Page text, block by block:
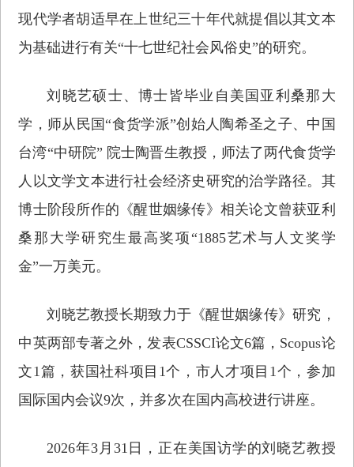
现代学者胡适早在上世纪三十年代就提倡以其文本
为基础进行有关“十七世纪社会风俗史”的研究。
刘晓艺硕士、博士皆毕业自美国亚利桑那大
学，师从民国“食货学派”创始人陶希圣之子、中国
台湾“中研院” 院士陶晋生教授，师法了两代食货学
人以文学文本进行社会经济史研究的治学路径。其
博士阶段所作的《醒世姻缘传》相关论文曾获亚利
桑那大学研究生最高奖项“1885艺术与人文奖学
金”一万美元。
刘晓艺教授长期致力于《醒世姻缘传》研究，
中英两部专著之外，发表CSSCI论文6篇，Scopus论
文1篇，获国社科项目1个，市人才项目1个，参加
国际国内会议9次，并多次在国内高校进行讲座。
2026年3月31日，正在美国访学的刘晓艺教授